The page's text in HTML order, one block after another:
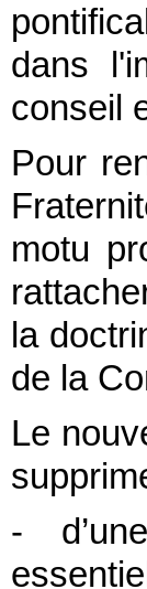
dans
conseil
Pour
motu
la
de la
Le
-